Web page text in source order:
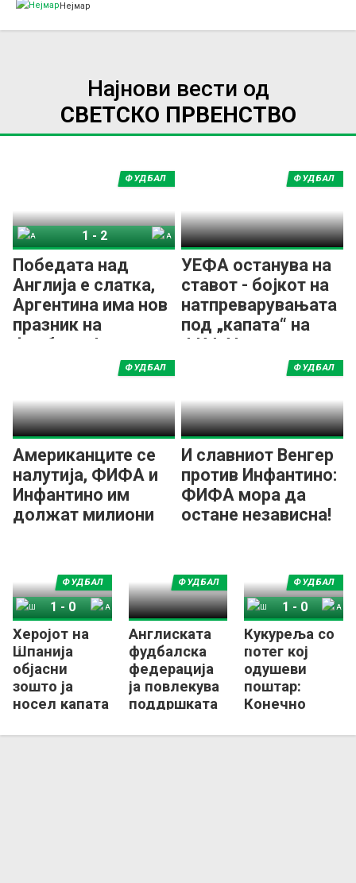
Нејмар
Најнови вести од
СВЕТСКО ПРВЕНСТВО
Победата над
Англија е слатка,
Аргентина има нов
празник на
фудбалот!
ФУДБАЛ
1 - 2
УЕФА останува на
ставот - бојкот на
натпреварувањата
под „капата“ на
ФИФА!
ФУДБАЛ
Американците се
налутија, ФИФА и
Инфантино им
должат милиони
ФУДБАЛ
И славниот Венгер
против Инфантино:
ФИФА мора да
остане независна!
ФУДБАЛ
Херојот на
Шпанија
објасни
зошто ја
носел капата
на Трамп“
ФУДБАЛ
Шпанија
1 - 0
Англиската
фудбалска
федерација
ја повлекува
поддршката
Инфантино!
ФУДБАЛ
Кукуреља со
потег кој
одушеви
поштар:
Конечно
со медал од
ФУДБАЛ
Шпанија
1 - 0